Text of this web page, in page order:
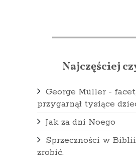
Najczęściej
George Müller -
przygarnął tysiące
Jak za dni Noego
Sprzeczności w
zrobić.